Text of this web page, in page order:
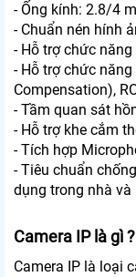
- Ống kính: 2.8/4
- Chuẩn nén hính
- Hỗ trợ chức năng
- Hỗ trợ chức
Compensation),
- Tầm quan sát
- Hỗ trợ khe cắm
- Tích hợp
- Tiêu chuẩn
dụng trong nhà và
Camera IP là gì ?
Camera IP là loại